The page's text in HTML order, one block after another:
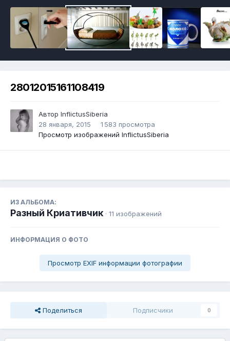
28012015161108419
Автор InflictusSiberia
28 января, 2015
1 583 просмотра
Просмотр изображений InflictusSiberia
ИЗ АЛЬБОМА:
Разный Криативчик · 11 изображений
ИНФОРМАЦИЯ О ФОТО
Просмотр EXIF информации фотографии
Поделиться Подписчики 0